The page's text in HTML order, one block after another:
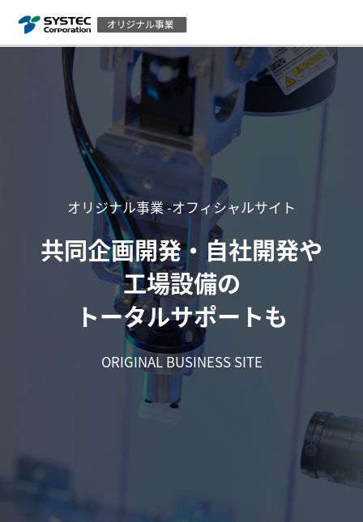
オリジナル事業 -オフィシャルサイト
共同企画開発・自社開発や
工場設備の
トータルサポートも
ORIGINAL BUSINESS SITE